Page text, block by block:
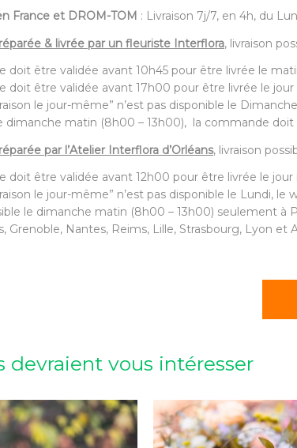
France et DROM-TOM : Livraison 7j/7, en 4h, du
& livrée par un fleuriste Interflora, livraison
doit être validée avant 10h45 pour être livrée le
doit être validée avant 17h00 pour être livrée le
le jour-même” n’est pas disponible le
dimanche matin (8h00 – 13h00), la commande
par l’Atelier Interflora d’Orléans, livraison
doit être validée avant 12h00 pour être livrée le
le jour-même” n’est pas disponible le Lundi, le
le dimanche matin (8h00 – 13h00) seulement
Grenoble, Nantes, Reims, Lille, Strasbourg, Lyon
devraient vous intéresser